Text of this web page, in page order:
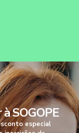
SOGOPE
especial